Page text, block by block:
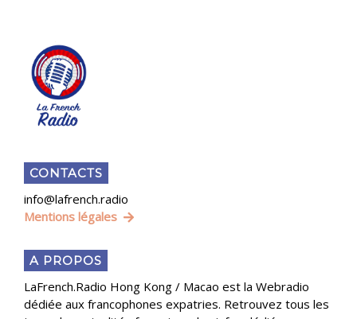
CONTACTS
info@lafrench.radio
Mentions légales
A PROPOS
LaFrench.Radio Hong Kong / Macao est la Webradio
dédiée aux francophones expatries. Retrouvez tous les